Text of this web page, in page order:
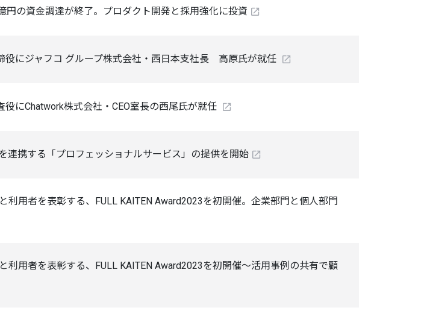
円の資金調達が終了。プロダクト開発と採用強化に投資
役にジャフコ グループ株式会社・西日本支社長 高原氏が就任
にChatwork株式会社・CEO室長の西尾氏が就任
連携する「プロフェッショナルサービス」の提供を開始
利用者を表彰する、FULL KAITEN Award2023を初開催。企業部門と個人部門
利用者を表彰する、FULL KAITEN Award2023を初開催～活用事例の共有で顧